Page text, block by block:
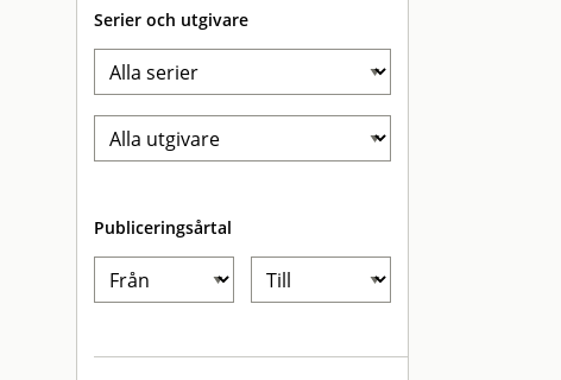
Serier och utgivare
Publiceringsårtal